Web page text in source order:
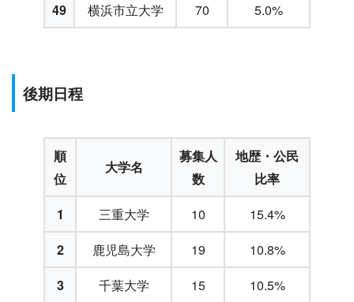
49 横浜市立大学 70 5.0%
後期日程
順
位
大学名
募集人
数
地歴・公民
比率
1
三重大学 10
15.4%
2
鹿児島大学 19
10.8%
3
千葉大学 15 10.5%